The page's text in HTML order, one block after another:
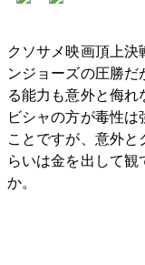
クソサメ映画頂上
ンジョーズの圧勝
る能力も意外と侮
ビシャの方が毒性
ことですが、意外と
らいは金を出して
か。